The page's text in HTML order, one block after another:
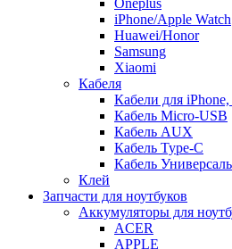
Oneplus
iPhone/Apple Watch
Huawei/Honor
Samsung
Xiaomi
Кабеля
Кабели для
Кабель Micro-USB
Кабель AUX
Кабель Type-C
Кабель
Клей
Запчасти для ноутбуков
Аккумуляторы для
ACER
APPLE